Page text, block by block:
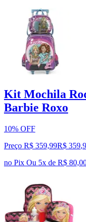
Kit Mochila
Barbie Roxo
10% OFF
Preço R$ 359,99R$ 359,
no Pix Ou 5x de R$